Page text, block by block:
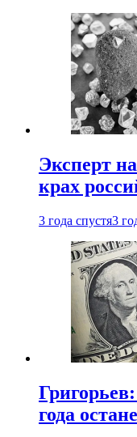
Эксперт
крах
3 года спустя3
года